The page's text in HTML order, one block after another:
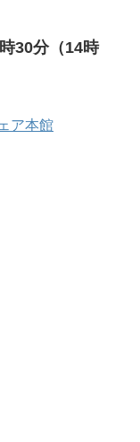
30分（14時
ア本館